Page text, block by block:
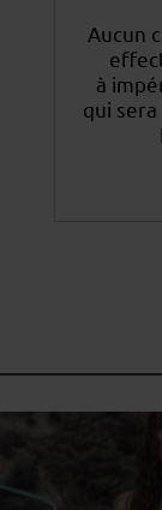
Aucun
à
qui